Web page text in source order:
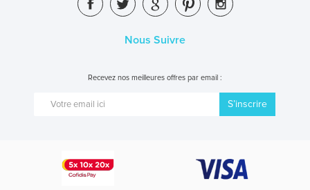
Nous Suivre
Recevez nos meilleures offres par email :
S’inscrire